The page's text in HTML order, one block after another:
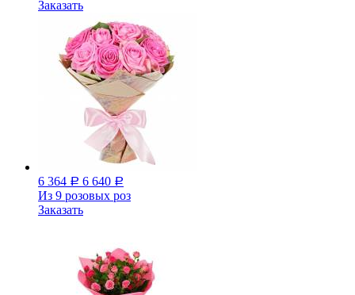
Заказать
6 364 Р 6 640 Р
Из 9 розовых роз
Заказать